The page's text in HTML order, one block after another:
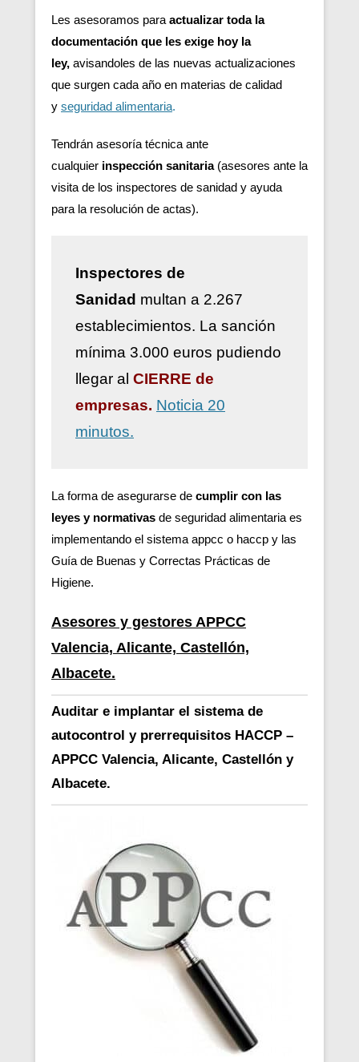
Les asesoramos para actualizar toda la
documentación que les exige hoy la
ley, avisandoles de las nuevas actualizaciones
que surgen cada año en materias de calidad
y seguridad alimentaria.
Tendrán asesoría técnica ante
cualquier inspección sanitaria (asesores ante la
visita de los inspectores de sanidad y ayuda
para la resolución de actas).
Inspectores de
Sanidad multan a 2.267
establecimientos. La sanción
mínima 3.000 euros pudiendo
llegar al CIERRE de
empresas. Noticia 20
minutos.
La forma de asegurarse de cumplir con las
leyes y normativas de seguridad alimentaria es
implementando el sistema appcc o haccp y las
Guía de Buenas y Correctas Prácticas de
Higiene.
Asesores y gestores APPCC
Valencia, Alicante, Castellón,
Albacete.
Auditar e implantar el sistema de
autocontrol y prerrequisitos HACCP –
APPCC Valencia, Alicante, Castellón y
Albacete.